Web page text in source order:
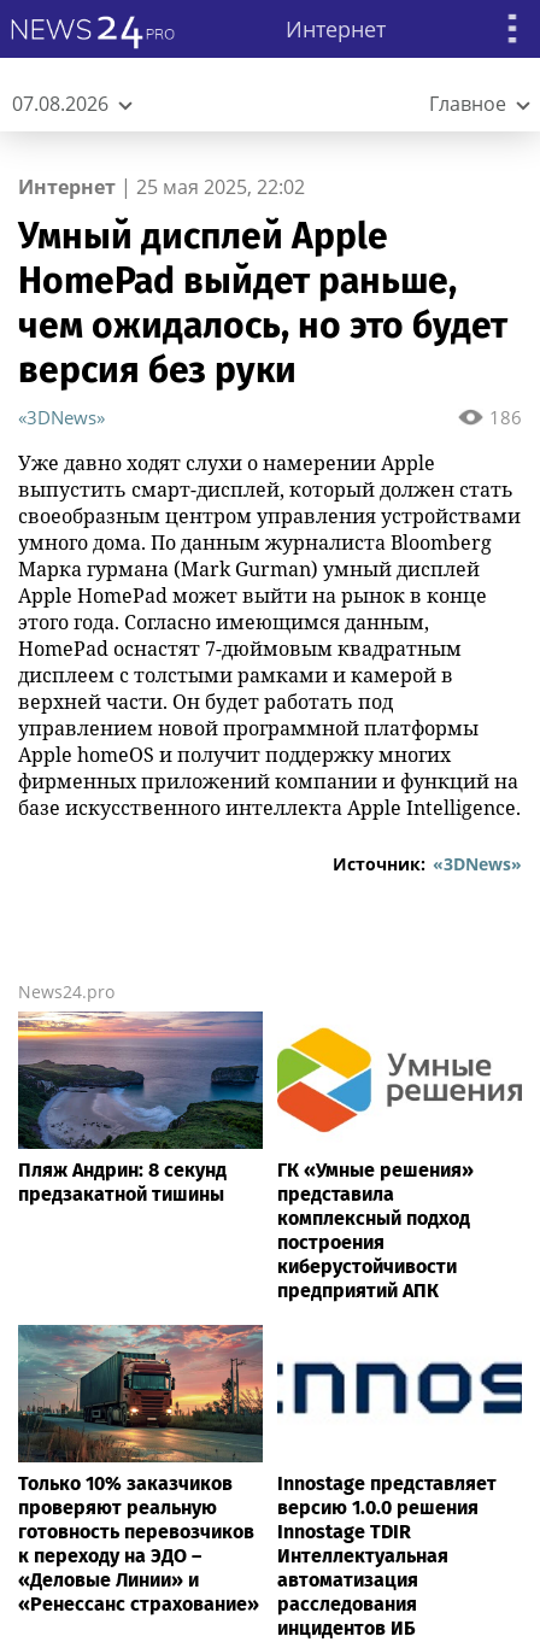
Интернет
07.08.2026 Главное
Интернет | 25 мая 2025, 22:02
Умный дисплей Apple
HomePad выйдет раньше,
чем ожидалось, но это будет
версия без руки
186
«3DNews»
Уже давно ходят слухи о намерении Apple
выпустить смарт-дисплей, который должен стать
своеобразным центром управления устройствами
умного дома. По данным журналиста Bloomberg
Марка гурмана (Mark Gurman) умный дисплей
Apple HomePad может выйти на рынок в конце
этого года. Согласно имеющимся данным,
HomePad оснастят 7-дюймовым квадратным
дисплеем с толстыми рамками и камерой в
верхней части. Он будет работать под
управлением новой программной платформы
Apple homeOS и получит поддержку многих
фирменных приложений компании и функций на
базе искусственного интеллекта Apple Intelligence.
Источник: «3DNews»
News24.pro
Пляж Андрин: 8 секунд
предзакатной тишины
ГК «Умные решения»
представила
комплексный подход
построения
киберустойчивости
предприятий АПК
Только 10% заказчиков
проверяют реальную
готовность перевозчиков
к переходу на ЭДО –
«Деловые Линии» и
«Ренессанс страхование»
Innostage представляет
версию 1.0.0 решения
Innostage TDIR
Интеллектуальная
автоматизация
расследования
инцидентов ИБ